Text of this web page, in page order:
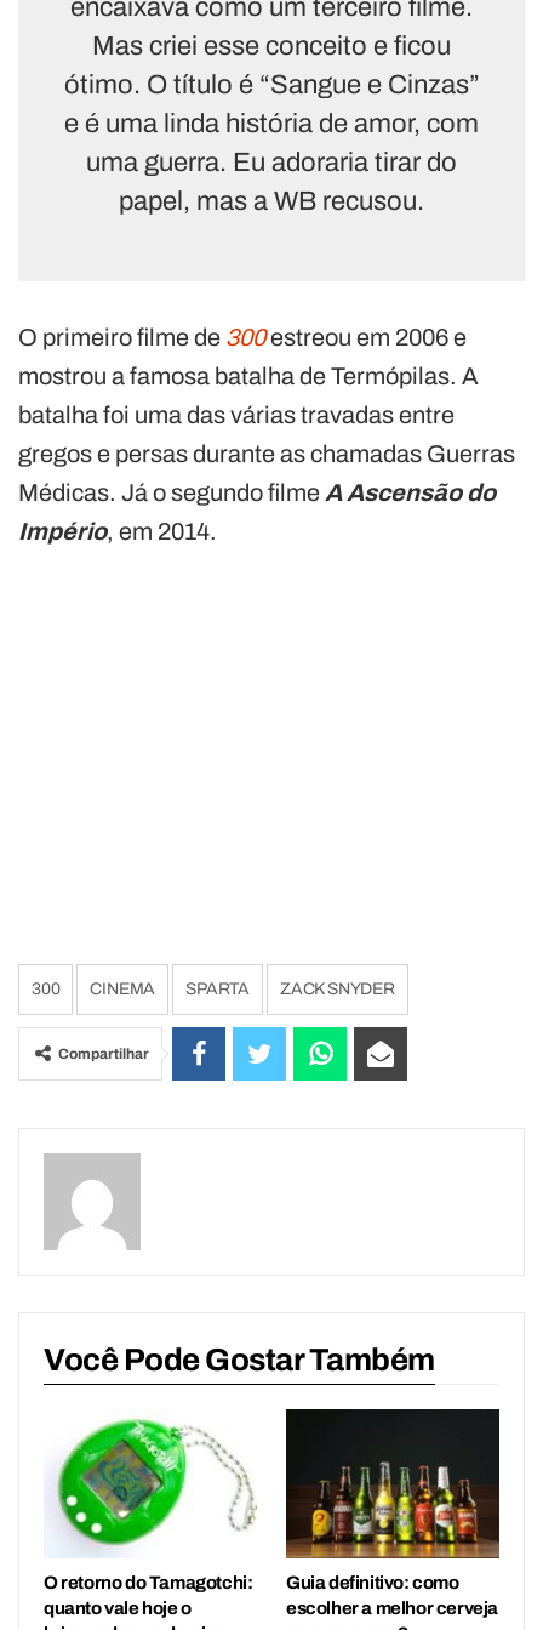
encaixava como um terceiro filme.
Mas criei esse conceito e ficou
ótimo. O título é “Sangue e Cinzas”
e é uma linda história de amor, com
uma guerra. Eu adoraria tirar do
papel, mas a WB recusou.
O primeiro filme de 300estreou em 2006 e
mostrou a famosa batalha de Termópilas. A
batalha foi uma das várias travadas entre
gregos e persas durante as chamadas Guerras
Médicas. Já o segundo filmeA Ascensão do
Império, em 2014.
300 CINEMA SPARTA ZACK SNYDER
Compartilhar
Você Pode Gostar Também
O retorno do Tamagotchi:
quanto vale hoje o
Guia definitivo: como
escolher a melhor cerveja